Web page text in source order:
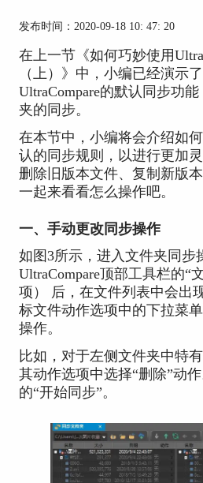
发布时间：2020-09-18 10: 47: 20
在上一节《如何巧妙使用
（上）》中，小编已经演示
UltraCompare的默认同步功
夹的同步。
在本节中，小编将会介绍如
认的同步规则，以进行更加
删除旧版本文件、复制新版
一起来看看怎么操作吧。
一、手动更改同步操作
如图3所示，进入文件夹同步
UltraCompare顶部工具栏的“
项） 后，在文件列表中会出
标文件动作选项中的下拉菜
操作。
比如，对于左侧文件夹中特
其动作选项中选择“删除”动
的“开始同步”。